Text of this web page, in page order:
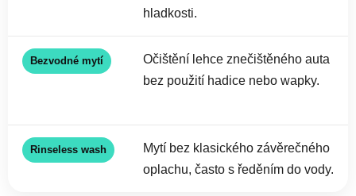
hladkosti.
Bezvodné mytí
Očištění lehce znečištěného auta
bez použití hadice nebo wapky.
Rinseless wash
Mytí bez klasického závěrečného
oplachu, často s ředěním do vody.